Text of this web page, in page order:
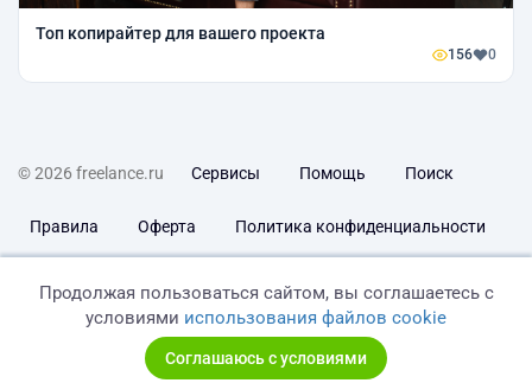
Топ копирайтер для вашего проекта
156 0
© 2026 freelance.ru Сервисы Помощь Поиск
Правила Оферта Политика конфиденциальности
Продолжая пользоваться сайтом, вы соглашаетесь с
условиями использования файлов cookie
Соглашаюсь с условиями